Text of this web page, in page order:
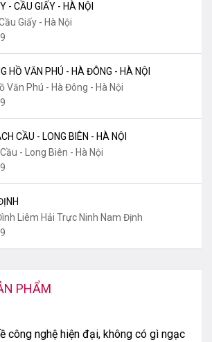
- CẦU GIẤY - HÀ NỘI
Giấy - Hà Nội
HỒ VĂN PHÚ - HÀ ĐÔNG - HÀ NỘI
Văn Phú - Hà Đông - Hà Nội
CẦU - LONG BIÊN - HÀ NỘI
- Long Biên - Hà Nội
Liêm Hải Trực Ninh Nam Định
PHẨM
công nghệ hiện đại, không có gì ngạc